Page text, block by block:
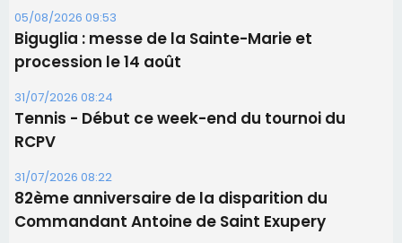
31/07/2026 08:22
82ème anniversaire de la disparition du
Commandant Antoine de Saint Exupery
Les plus lus
Satine Nomary est la nouvelle Miss Corse 2026
Éclipse du 12 août : la Corse aux premières loges
d'un spectacle qui ne reviendra pas avant 2081